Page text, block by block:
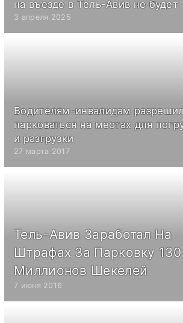
на въезде в Тель-Авив не будет
3 апреля 2025
Водителям-инвалидам
парковаться на местах для
и разгрузки
27 марта 2017
Тель-Авив Заработал На
Штрафах За Парковку 130
Миллионов Шекелей
7 июня 2016